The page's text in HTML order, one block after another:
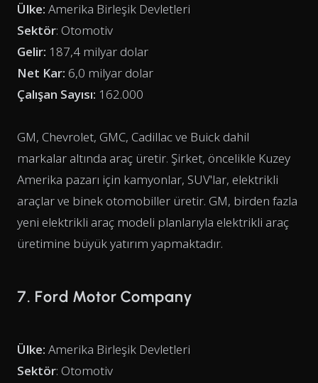
Ülke: Amerika Birleşik Devletleri
Sektör: Otomotiv
Gelir: 187,4 milyar dolar
Net Kar: 6,0 milyar dolar
Çalışan Sayısı: 162.000
GM, Chevrolet, GMC, Cadillac ve Buick dahil
markalar altında araç üretir. Şirket, öncelikle Kuzey
Amerika pazarı için kamyonlar, SUV'lar, elektrikli
araçlar ve binek otomobiller üretir. GM, birden fazla
yeni elektrikli araç modeli planlarıyla elektrikli araç
üretimine büyük yatırım yapmaktadır.
7. Ford Motor Company
Ülke: Amerika Birleşik Devletleri
Sektör: Otomotiv